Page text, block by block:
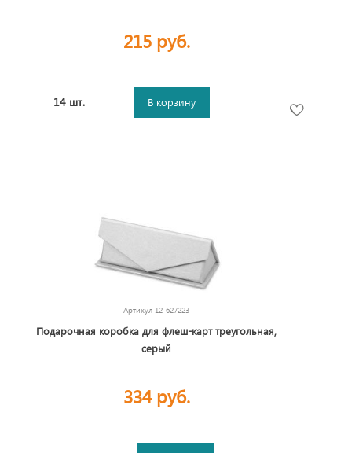
215 руб.
14 шт. В корзину
Артикул 12-627223
Подарочная коробка для флеш-карт треугольная,
серый
334 руб.